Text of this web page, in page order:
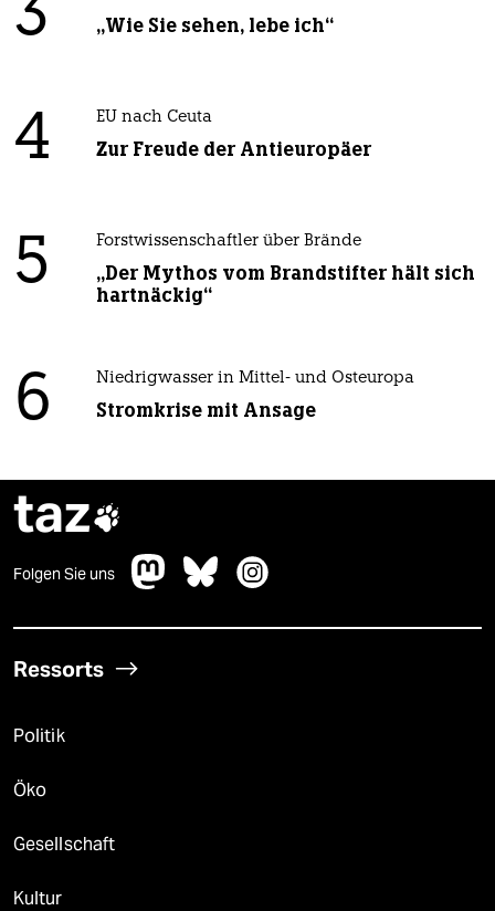
3 „Wie Sie sehen, lebe ich“
4 EU nach Ceuta
Zur Freude der Antieuropäer
5 Forstwissenschaftler über Brände
„Der Mythos vom Brandstifter hält sich
hartnäckig“
6 Niedrigwasser in Mittel- und Osteuropa
Stromkrise mit Ansage
taz
Folgen Sie uns
Ressorts
Politik
Öko
Gesellschaft
Kultur